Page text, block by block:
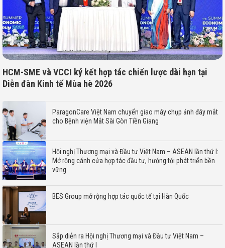
HCM-SME và VCCI ký kết hợp tác chiến lược dài hạn tại
Diễn đàn Kinh tế Mùa hè 2026
ParagonCare Việt Nam chuyển giao máy chụp ảnh đáy mắt
cho Bệnh viện Mắt Sài Gòn Tiền Giang
Hội nghị Thương mại và Đầu tư Việt Nam – ASEAN lần thứ I:
Mở rộng cánh cửa hợp tác đầu tư, hướng tới phát triển bền
vững
BES Group mở rộng hợp tác quốc tế tại Hàn Quốc
Sắp diễn ra Hội nghị Thương mại và Đầu tư Việt Nam –
ASEAN lần thứ I